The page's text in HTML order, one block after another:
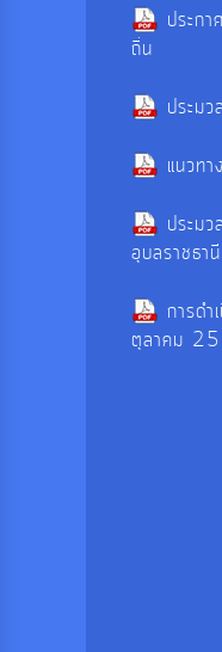
ประก
ถิ่น
ประม
แนวท
ประม
อุบลราชธานี
การด
ตุลาคม